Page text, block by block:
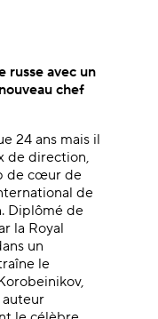
russe avec un
chef
24 ans mais il
de direction,
de cœur de
de
Diplômé de
la Royal
un
le
auteur